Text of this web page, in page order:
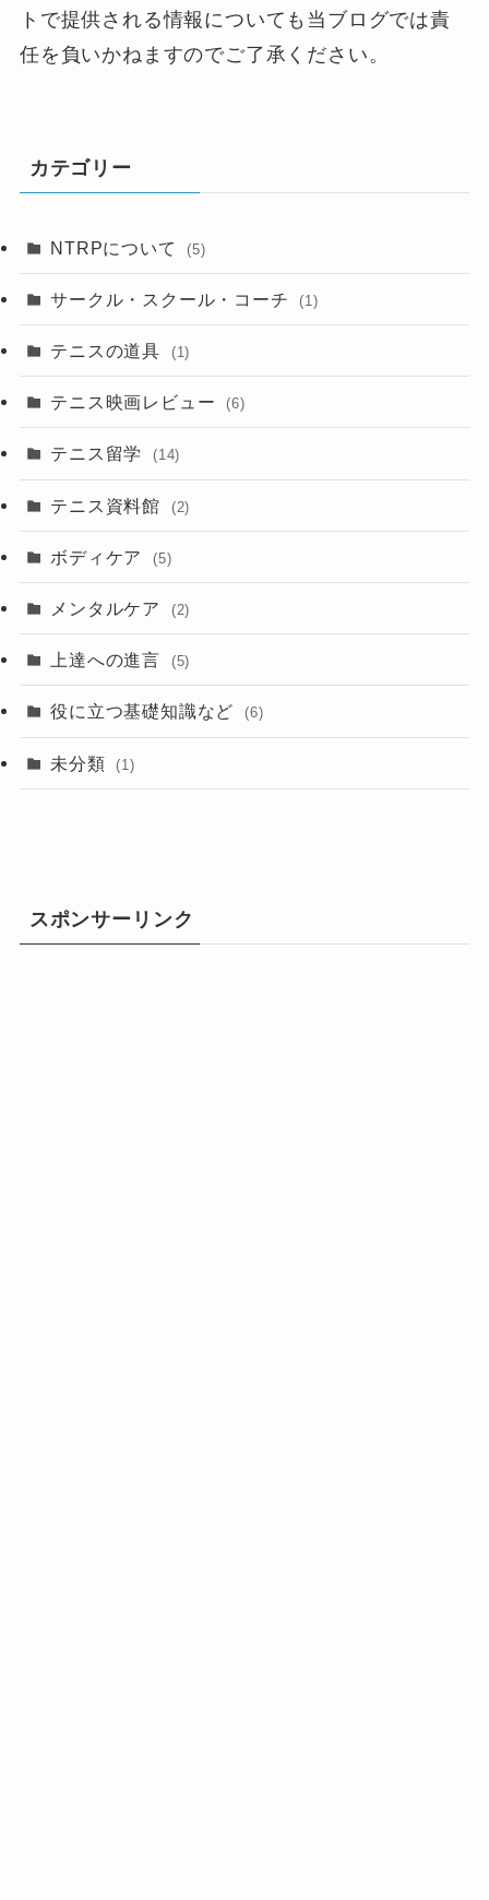
トで提供される情報についても当ブログでは責
任を負いかねますのでご了承ください。
カテゴリー
NTRPについて (5)
サークル・スクール・コーチ (1)
テニスの道具 (1)
テニス映画レビュー (6)
テニス留学 (14)
テニス資料館 (2)
ボディケア (5)
メンタルケア (2)
上達への進言 (5)
役に立つ基礎知識など (6)
未分類 (1)
スポンサーリンク